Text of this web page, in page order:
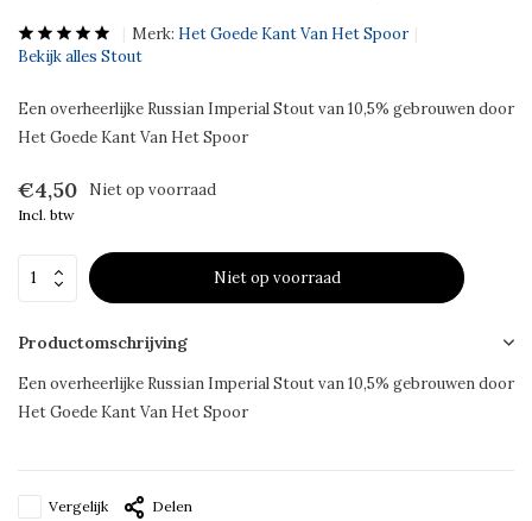
Merk: Het Goede Kant Van Het Spoor
Bekijk alles Stout
Een overheerlijke Russian Imperial Stout van 10,5% gebrouwen door
Het Goede Kant Van Het Spoor
€4,50 Niet op voorraad
Incl. btw
Niet op voorraad
Productomschrijving
Een overheerlijke Russian Imperial Stout van 10,5% gebrouwen door
Het Goede Kant Van Het Spoor
Vergelijk Delen